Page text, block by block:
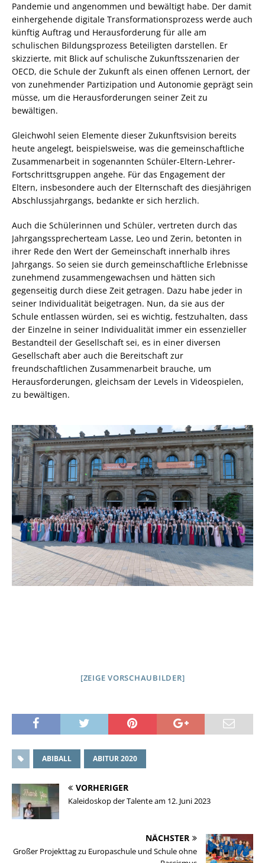
Pandemie und angenommen und bewältigt habe. Der damit
einhergehende digitale Transformationsprozess werde auch
künftig Auftrag und Herausforderung für alle am
schulischen Bildungsprozess Beteiligten darstellen. Er
skizzierte, mit Blick auf schulische Zukunftsszenarien der
OECD, die Schule der Zukunft als einen offenen Lernort, der
von zunehmender Partizipation und Autonomie geprägt sein
müsse, um die Herausforderungen seiner Zeit zu
bewältigen.
Gleichwohl seien Elemente dieser Zukunftsvision bereits
heute angelegt, beispielsweise, was die gemeinschaftliche
Zusammenarbeit in sogenannten Schüler-Eltern-Lehrer-
Fortschrittsgruppen angehe. Für das Engagement der
Eltern, insbesondere auch der Elternschaft des diesjährigen
Abschlussjahrgangs, bedankte er sich herzlich.
Auch die Schülerinnen und Schüler, vertreten durch das
Jahrgangssprecherteam Lasse, Leo und Zerin, betonten in
ihrer Rede den Wert der Gemeinschaft innerhalb ihres
Jahrgangs. So seien sie durch gemeinschaftliche Erlebnisse
zunehmend zusammengewachsen und hätten sich
gegenseitig durch diese Zeit getragen. Dazu habe jeder in
seiner Individualität beigetragen. Nun, da sie aus der
Schule entlassen würden, sei es wichtig, festzuhalten, dass
der Einzelne in seiner Individualität immer ein essenzieller
Bestandteil der Gesellschaft sei, es in einer diversen
Gesellschaft aber auch die Bereitschaft zur
freundschaftlichen Zusammenarbeit brauche, um
Herausforderungen, gleichsam der Levels in Videospielen,
zu bewältigen.
[ZEIGE VORSCHAUBILDER]
ABIBALL ABITUR 2020
VORHERIGER
Kaleidoskop der Talente am 12. Juni 2023
NÄCHSTER
Großer Projekttag zu Europaschule und Schule ohne